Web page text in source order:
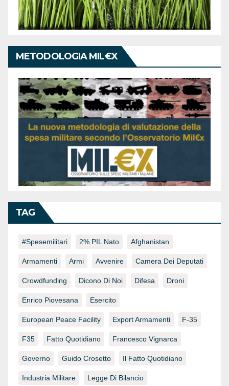
METODOLOGIA MIL€X
TAG
#spesemilitari 2% PIL Nato Afghanistan
Armamenti Armi Avvenire Camera Dei Deputati
Crowdfunding Dicono Di Noi Difesa Droni
Enrico Piovesana Esercito
European Peace Facility Export Armamenti F-35
F35 Fatto Quotidiano Francesco Vignarca
Governo Guido Crosetto Il Fatto Quotidiano
Industria Militare Legge Di Bilancio